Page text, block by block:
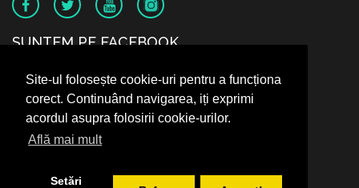
Site-ul folosește cookie-uri pentru a funcționa
corect. Continuând navigarea, iți exprimi
acordul asupra folosirii cookie-urilor.
Află mai mult
Setări
SUNTEM PE FACEBOOK